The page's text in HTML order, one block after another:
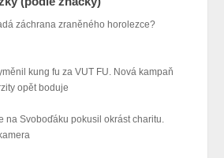
záchrana zraněného horolezce?
kung fu za VUT FU. Nová kampaň
opět boduje
na Svoboďáku pokusil okrást charitu.